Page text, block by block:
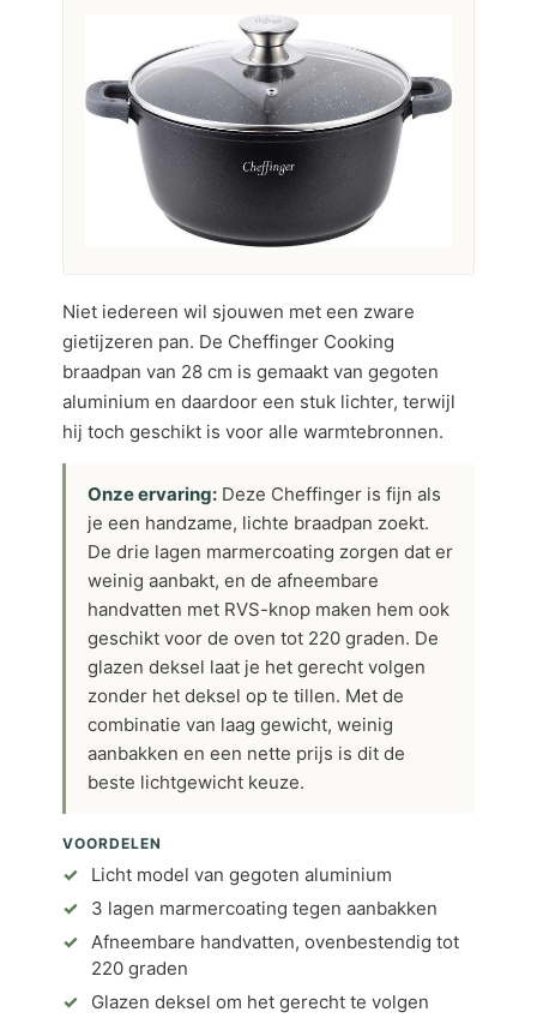
Niet iedereen wil sjouwen met een zware
gietijzeren pan. De Cheffinger Cooking
braadpan van 28 cm is gemaakt van gegoten
aluminium en daardoor een stuk lichter, terwijl
hij toch geschikt is voor alle warmtebronnen.
Onze ervaring: Deze Cheffinger is fijn als
je een handzame, lichte braadpan zoekt.
De drie lagen marmercoating zorgen dat er
weinig aanbakt, en de afneembare
handvatten met RVS-knop maken hem ook
geschikt voor de oven tot 220 graden. De
glazen deksel laat je het gerecht volgen
zonder het deksel op te tillen. Met de
combinatie van laag gewicht, weinig
aanbakken en een nette prijs is dit de
beste lichtgewicht keuze.
VOORDELEN
Licht model van gegoten aluminium
3 lagen marmercoating tegen aanbakken
Afneembare handvatten, ovenbestendig tot
220 graden
Glazen deksel om het gerecht te volgen